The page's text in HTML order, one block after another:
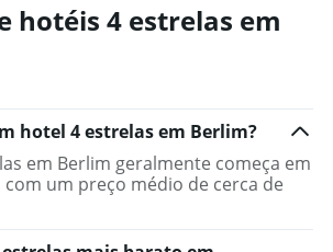
hotéis 4 estrelas em
hotel 4 estrelas em Berlim?
em Berlim geralmente começa em
com um preço médio de cerca de